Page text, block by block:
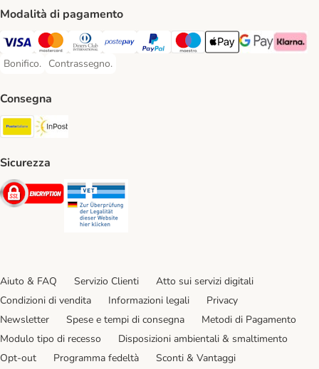
Modalità di pagamento
Visa. Payment Method
Mastercard. Payment Method
Diners Club. Payment Method
Postepay. Payment Method
PayPal. Payment Method
Maestro. Payment Method
Apple pay. Payment
Google Pay
Klarna
Bonifico.
Bonifico. Payment Method
Contrassegno.
Contrassegno. Payment Method
Consegna
Poste Italiane. Shipping Method
Sicurezza
Security
Aiuto & FAQ Servizio Clienti
Atto sui servizi digitali
Condizioni di vendita
Informazioni legali
Privacy
Newsletter
Spese e tempi di consegna
Metodi di Pagamento
Modulo tipo di recesso
Disposizioni ambientali & smaltimento
Opt-out
Programma fedeltà Sconti & Vantaggi